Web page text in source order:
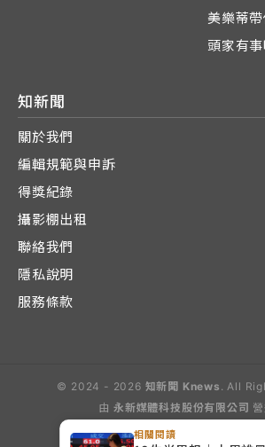
相關閱讀
美樂蒂
頭家有
知新聞
關於我們
編輯規範與申訴
得獎紀錄
攝影棚出租
聯絡我們
隱私說明
服務條款
© 2024 - 2026 知新聞 Knews . All
由 永新媒體科技股份有限公司